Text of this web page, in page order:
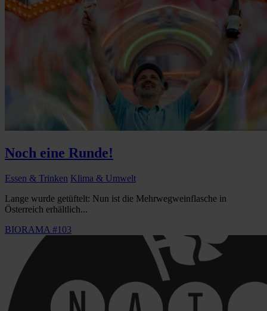
Noch eine Runde!
Essen & Trinken Klima & Umwelt
Lange wurde getüftelt: Nun ist die Mehrwegweinflasche in
Österreich erhältlich...
BIORAMA #103